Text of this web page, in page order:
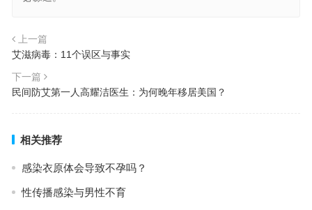
上一篇
艾滋病毒：11个误区与事实
下一篇
民间防艾第一人高耀洁医生：为何晚年移居美国？
相关推荐
感染衣原体会导致不孕吗？
性传播感染与男性不育